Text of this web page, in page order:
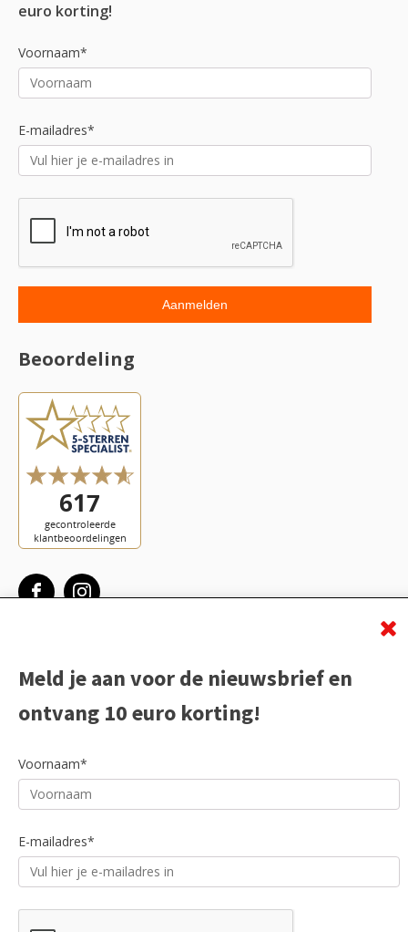
euro korting!
Voornaam*
E-mailadres*
Beoordeling
Meld je aan voor de nieuwsbrief en
ontvang 10 euro korting!
Voornaam*
E-mailadres*